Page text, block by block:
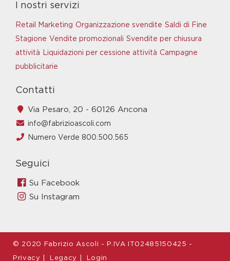
I nostri servizi
Retail Marketing Organizzazione svendite Saldi di Fine
Stagione Vendite promozionali Svendite per chiusura
attività
Liquidazioni per cessione attività Campagne
pubblicitarie
Contatti
Via Pesaro, 20 - 60126 Ancona
info@fabrizioascoli.com
Numero Verde 800.500.565
Seguici
Su Facebook
Su Instagram
© 2020 Fabrizio Ascoli - P.IVA IT02485150425 -
Privacy Legacy Login